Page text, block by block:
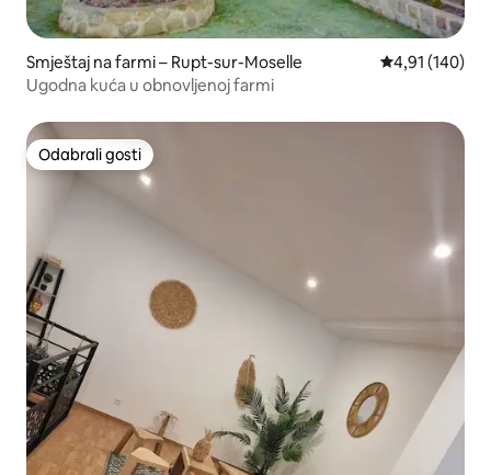
Smještaj na farmi – Rupt-sur-Moselle Prosječna
4,91 (140)
Ugodna kuća u obnovljenoj farmi
Odabrali gosti
Odabrali gosti